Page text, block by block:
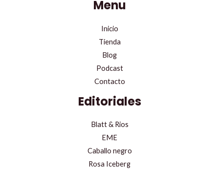
Menu
Inicio
Tienda
Blog
Podcast
Contacto
Editoriales
Blatt & Rios
EME
Caballo negro
Rosa Iceberg